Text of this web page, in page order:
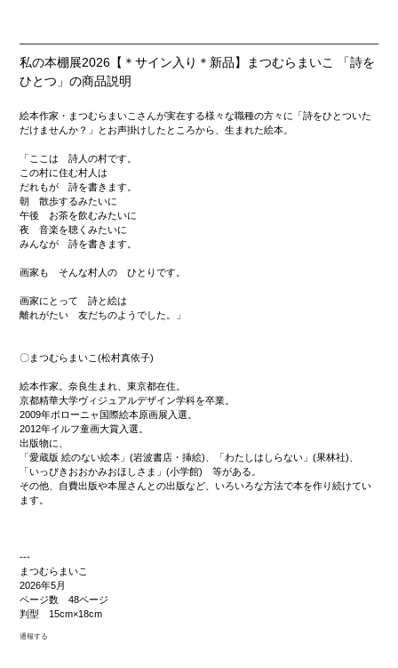
私の本棚展2026【＊サイン入り＊新品】まつむらまいこ 「詩を
ひとつ」の商品説明
絵本作家・まつむらまいこさんが実在する様々な職種の方々に「詩をひとついた
だけませんか？」とお声掛けしたところから、生まれた絵本。
「ここは 詩人の村です。
この村に住む村人は
だれもが 詩を書きます。
朝 散歩するみたいに
午後 お茶を飲むみたいに
夜 音楽を聴くみたいに
みんなが 詩を書きます。
画家も そんな村人の ひとりです。
画家にとって 詩と絵は
離れがたい 友だちのようでした。」
〇まつむらまいこ(松村真依子)
絵本作家。奈良生まれ、東京都在住。
京都精華大学ヴィジュアルデザイン学科を卒業。
2009年ボローニャ国際絵本原画展入選。
2012年イルフ童画大賞入選。
出版物に、
「愛蔵版 絵のない絵本」(岩波書店・挿絵)、「わたしはしらない」(果林社)、
「いっぴきおおかみおほしさま」(小学館) 等がある。
その他、自費出版や本屋さんとの出版など、いろいろな方法で本を作り続けてい
ます。
---
まつむらまいこ
2026年5月
ページ数 48ページ
判型 15cm×18cm
通報する